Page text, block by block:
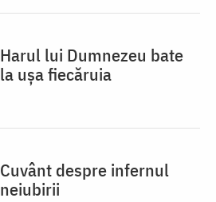
Harul lui Dumnezeu bate
la ușa fiecăruia
Cuvânt despre infernul
neiubirii